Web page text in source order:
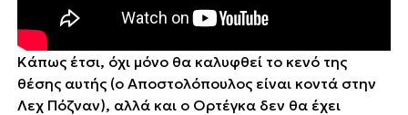
Κάπως έτσι, όχι μόνο θα καλυφθεί το κενό της
θέσης αυτής (ο Αποστολόπουλος είναι κοντά στην
Λεχ Πόζναν), αλλά και ο Ορτέγκα δεν θα έχει